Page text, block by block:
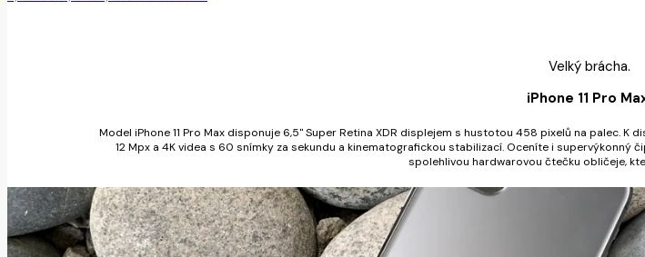
Velký brácha.
iPhone 11 Pro
Model iPhone 11 Pro Max disponuje 6,5" Super Retina XDR displejem s hustotou 458 pixelů na palec.
12 Mpx a 4K videa s 60 snímky za sekundu a kinematografickou stabilizací. Oceníte i
spolehlivou hardwarovou čtečku obličeje,